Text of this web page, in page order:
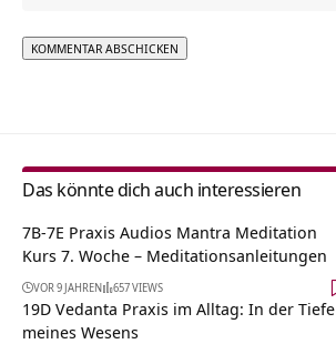
Das könnte dich auch interessieren
7B-7E Praxis Audios Mantra Meditation
Kurs 7. Woche – Meditationsanleitungen
VOR 9 JAHREN 657 VIEWS
19D Vedanta Praxis im Alltag: In der Tiefe
meines Wesens